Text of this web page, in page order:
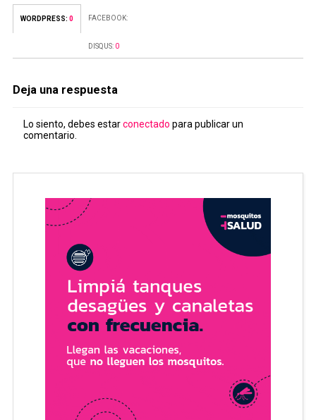
WORDPRESS: 0 FACEBOOK:
DISQUS: 0
Deja una respuesta
Lo siento, debes estarconectado para publicar un
comentario.